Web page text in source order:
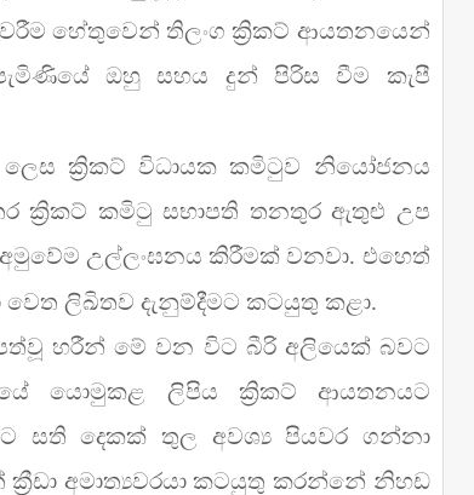
හේතුවෙන් තිලංග ක්‍රිකට් ආයතනයෙන්
ඔහු සහය දුන් පිරිස වීම කැපී
ක්‍රිකට් විධායක කමිටුව නියෝජනය
ක්‍රිකට් කමිටු සභාපති තනතුර ඇතුළු උප
උල්ලංඝනය කිරීමක් වනවා. එහෙත්
වෙත ලිඛිතව දැනුම්දීමට කටයුතු කළා.
හරීන් මේ වන විට බීරි අලියෙක් බවට
යොමුකළ ලිපිය ක්‍රිකට් ආයතනයට
සති දෙකක් තුල අවශ්‍ය පියවර ගන්නා
අමාත්‍යවරයා කටයුතු කරන්නේ නිහඩ